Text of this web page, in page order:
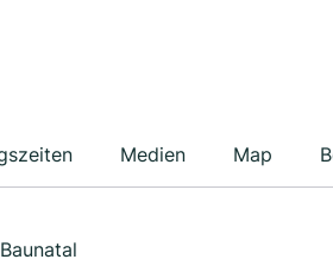
Medien Map